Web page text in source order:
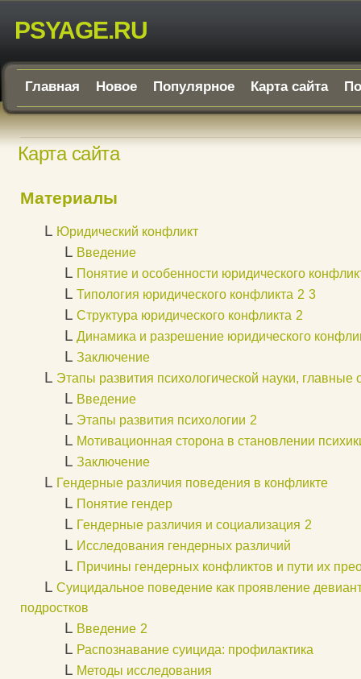
PSYAGE.RU
Главная Новое Популярное Карта сайта
Карта сайта
Материалы
L Юридический конфликт
L Введение
L Понятие и особенности юридического
L Типология юридического конфликта 2 3
L Структура юридического конфликта 2
L Динамика и разрешение юридического
L Заключение
L Этапы развития психологической науки, главные
L Введение
L Этапы развития психологии 2
L Мотивационная сторона в становлении
L Заключение
L Гендерные различия поведения в конфликте
L Понятие гендер
L Гендерные различия и социализация 2
L Исследования гендерных различий
L Причины гендерных конфликтов и пути их
L Суицидальное поведение как проявление
подростков
L Введение 2
L Распознавание суицида: профилактика
L Методы исследования